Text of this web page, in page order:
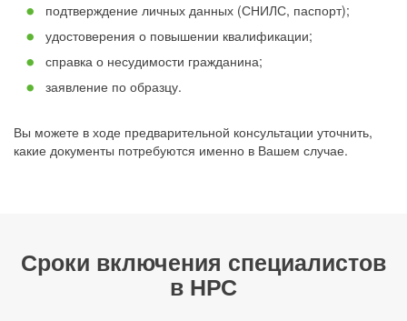
подтверждение личных данных (СНИЛС, паспорт);
удостоверения о повышении квалификации;
справка о несудимости гражданина;
заявление по образцу.
Вы можете в ходе предварительной консультации уточнить,
какие документы потребуются именно в Вашем случае.
Сроки включения специалистов
в НРС